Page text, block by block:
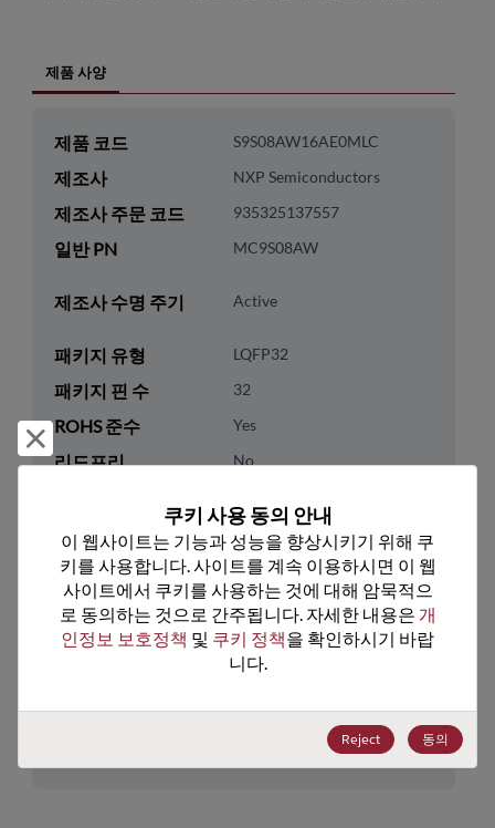
제품 사양
제품 코드 S9S08AW16AE0MLC
제조사 NXP Semiconductors
제조사 주문 코드 935325137557
일반 PN MC9S08AW
제조사 수명 주기 Active
패키지 유형 LQFP32
패키지 핀 수 32
ROHS 준수 Yes
리드프리 No
패키지 수량 250
기술 카테고리 Processor & Peripheral
기술 하위 카테고리 MCU & MPU
8-Bit
미국 HTS 코드 8542.31.0015
거부 및 닫기
쿠키 사용 동의 안내
이 웹사이트는 기능과 성능을 향상시키기 위해 쿠
키를 사용합니다. 사이트를 계속 이용하시면 이 웹
사이트에서 쿠키를 사용하는 것에 대해 암묵적으
로 동의하는 것으로 간주됩니다. 자세한 내용은 개
인정보 보호정책 및 쿠키 정책을 확인하시기 바랍
니다.
Reject 동의